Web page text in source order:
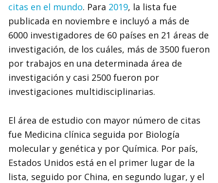
citas en el mundo. Para 2019, la lista fue
publicada en noviembre e incluyó a más de
6000 investigadores de 60 países en 21 áreas de
investigación, de los cuáles, más de 3500 fueron
por trabajos en una determinada área de
investigación y casi 2500 fueron por
investigaciones multidisciplinarias.
El área de estudio con mayor número de citas
fue Medicina clínica seguida por Biología
molecular y genética y por Química. Por país,
Estados Unidos está en el primer lugar de la
lista, seguido por China, en segundo lugar, y el